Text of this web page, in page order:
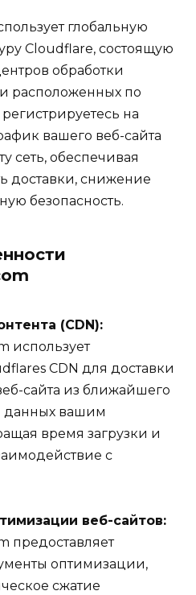
глобальную
Cloudflare, состоящую
обработки
расположенных по
на
вашего веб-сайта
сеть, обеспечивая
доставки, снижение
безопасность.
(CDN):
использует
CDN для доставки
сайта из ближайшего
данных вашим
время загрузки и
с
веб-сайтов:
предоставляет
оптимизации,
сжатие